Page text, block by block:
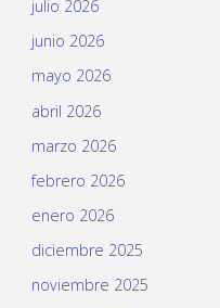
julio 2026
junio 2026
mayo 2026
abril 2026
marzo 2026
febrero 2026
enero 2026
diciembre 2025
noviembre 2025